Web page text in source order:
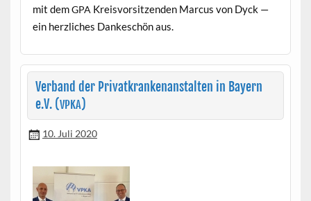
mit demGPA Kreisvor­sitzen­den Mar­cus von Dyck —
ein her­zlich­es Dankeschön aus.
Verband der Privatkrankenanstalten in Bayern
e.V. (VPKA)
10. Juli 2020